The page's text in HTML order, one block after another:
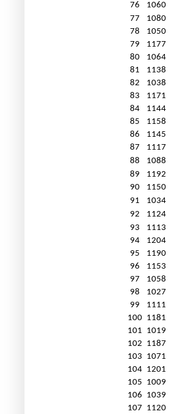
76
1060
77
1080
78
1050
79
1177
80
1064
81
1138
82
1038
83
1171
84
1144
85
1158
86
1145
87
1117
88
1088
89
1192
90
1150
91
1034
92
1124
93
1113
94
1204
95
1190
96
1153
97
1058
98
1027
99
1111
100 1181
101 1019
102 1187
103 1071
104 1201
105 1009
106 1039
107 1120